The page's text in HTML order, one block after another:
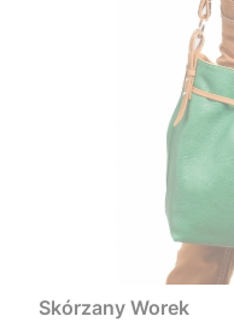
Skórzany Worek